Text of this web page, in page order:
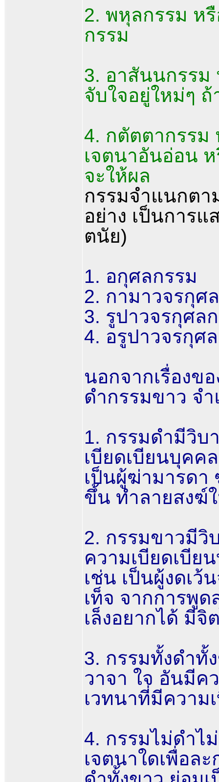
2. พหุลกรรม ห
กรรม
3. อาสันนกรรม
จับใจอยู่ใหม่ๆ
4. กตัตตากรรม
เจตนาอันอ่อน
จะให้ผล
กรรมจำแนกตา
อย่าง เป็นการ
ตนัย)
1. อกุศลกรรม
2. กามาวจรกุศ
3. รูปาวจรกุศล
4. อรูปาวจรกุศ
นอกจากเรื่องข
ดำกรรมขาว จ
1. กรรมดำมีวิบ
เบียดเบียนบุคค
เป็นผู้ฆ่ามารดา
ขึ้น ทำลายสงฆ์
2. กรรมขาวมีวิ
ความเบียดเบีย
เช่น เป็นผู้งดเ
เท็จ จากการพู
เล็งอยากได้ มี
3. กรรมทั้งดำทั้
วาจา ใจ อันมีค
เวทนาที่มีความ
4. กรรมไม่ดำไ
เจตนาใดเพื่อล